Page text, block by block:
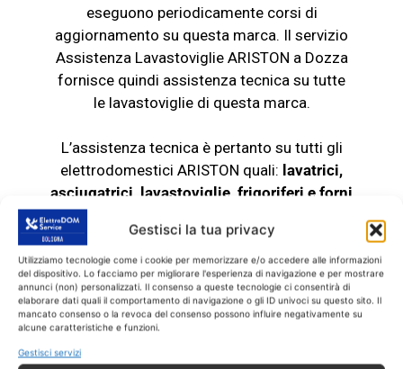
Gestisci la tua privacy
Utilizziamo tecnologie come i cookie per memorizzare e/o accedere alle informazioni
del dispositivo. Lo facciamo per migliorare l'esperienza di navigazione e per mostrare
annunci (non) personalizzati. Il consenso a queste tecnologie ci consentirà di
elaborare dati quali il comportamento di navigazione o gli ID univoci su questo sito. Il
mancato consenso o la revoca del consenso possono influire negativamente su
alcune caratteristiche e funzioni.
Gestisci servizi
eseguono periodicamente corsi di
aggiornamento su questa marca. Il servizio
Assistenza Lavastoviglie ARISTON a Dozza
fornisce quindi assistenza tecnica su tutte
le lavastoviglie di questa marca.
L’assistenza tecnica è pertanto su tutti gli
elettrodomestici ARISTON quali: lavatrici,
asciugatrici, lavastoviglie, frigoriferi e forni
Chiama il servizio
Assistenza Lavastoviglie
ARISTON Dozza di fiducia